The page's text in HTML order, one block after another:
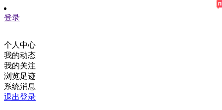
登录
个人中心
我的动态
我的关注
浏览足迹
系统消息
退出登录